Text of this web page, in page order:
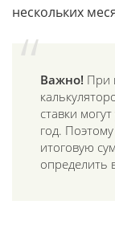
нескольких
Важно! При
ставки
год.
итоговую
определить